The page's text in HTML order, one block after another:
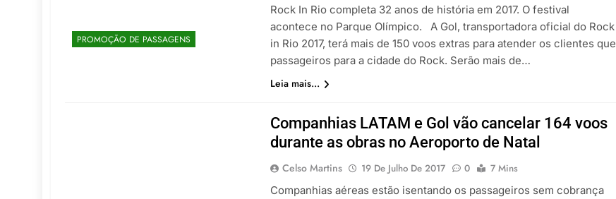
PROMOÇÃO DE PASSAGENS
Rock In Rio completa 32 anos de história em 2017. O festival
acontece no Parque Olímpico. A Gol, transportadora oficial do Rock
in Rio 2017, terá mais de 150 voos extras para atender os clientes que
passageiros para a cidade do Rock. Serão mais de…
Leia mais...
Companhias LATAM e Gol vão cancelar 164 voos
durante as obras no Aeroporto de Natal
Celso Martins 19 De Julho De 2017 0
7 Mins
Companhias aéreas estão isentando os passageiros sem cobrança